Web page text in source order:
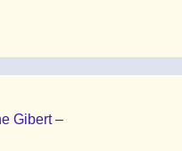
Gibert –